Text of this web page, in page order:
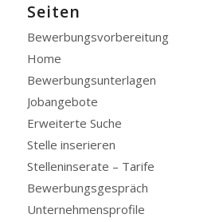
Seiten
Bewerbungsvorbereitung
Home
Bewerbungsunterlagen
Jobangebote
Erweiterte Suche
Stelle inserieren
Stelleninserate – Tarife
Bewerbungsgespräch
Unternehmensprofile